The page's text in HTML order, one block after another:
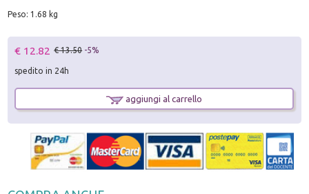
Peso: 1.68 kg
€ 12.82 € 13.50 -5%
spedito in 24h
aggiungi al carrello